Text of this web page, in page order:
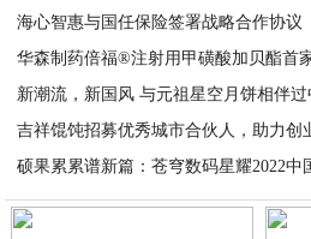
海心智惠与国任保险签署战略合作协议
华森制药倍福®注射用甲磺酸加贝酯首
新潮流，新国风 与元祖星空月饼相伴过
吉祥馄饨招募优秀城市合伙人，助力创
硕果累累谱新篇：苍穹数码星耀2022中